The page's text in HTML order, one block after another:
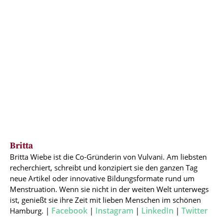
Britta
Britta Wiebe ist die Co-Gründerin von Vulvani. Am liebsten
recherchiert, schreibt und konzipiert sie den ganzen Tag
neue Artikel oder innovative Bildungsformate rund um
Menstruation. Wenn sie nicht in der weiten Welt unterwegs
ist, genießt sie ihre Zeit mit lieben Menschen im schönen
Hamburg. | Facebook | Instagram | LinkedIn | Twitter